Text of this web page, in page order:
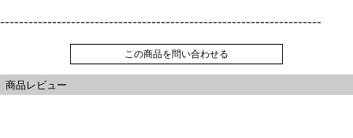
--------------------------------------------------------------------
この商品を問い合わせる
商品レビュー